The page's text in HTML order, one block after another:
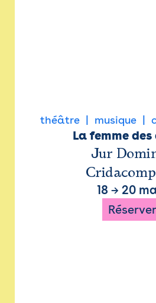
théâtre musique
La femme
Jur
18 → 20
Réserver